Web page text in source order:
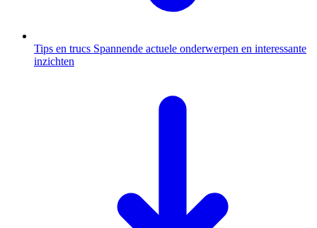
Tips en trucs Spannende actuele onderwerpen en interessante
inzichten